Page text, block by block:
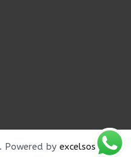
Powered by excelsos.com